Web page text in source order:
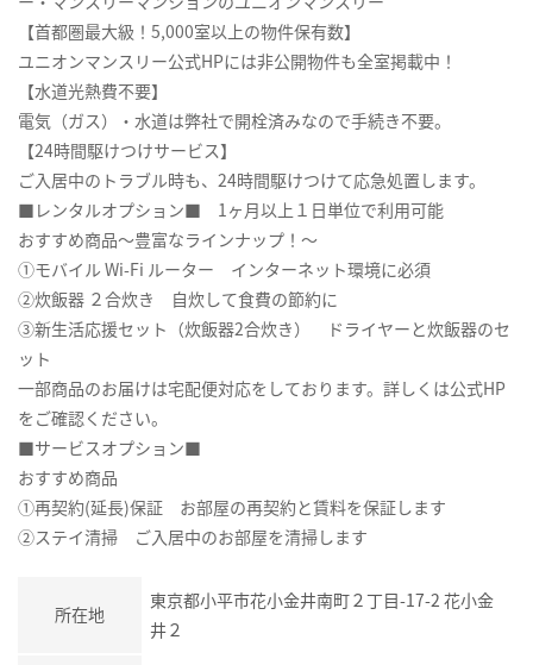
【首都圏最大級！5,000室以上の物件保有数】
ユニオンマンスリー公式HPには非公開物件も全室掲載中！
【水道光熱費不要】
電気（ガス）・水道は弊社で開栓済みなので手続き不要。
【24時間駆けつけサービス】
ご入居中のトラブル時も、24時間駆けつけて応急処置します。
■レンタルオプション■ 1ヶ月以上１日単位で利用可能
おすすめ商品～豊富なラインナップ！～
①モバイル Wi-Fi ルーター インターネット環境に必須
②炊飯器 ２合炊き 自炊して食費の節約に
③新生活応援セット（炊飯器2合炊き） ドライヤーと炊飯器のセ
ット
一部商品のお届けは宅配便対応をしております。詳しくは公式HP
をご確認ください。
■サービスオプション■
おすすめ商品
①再契約(延長)保証 お部屋の再契約と賃料を保証します
②ステイ清掃 ご入居中のお部屋を清掃します
所在地
東京都小平市花小金井南町２丁目-17-2 花小金
井２